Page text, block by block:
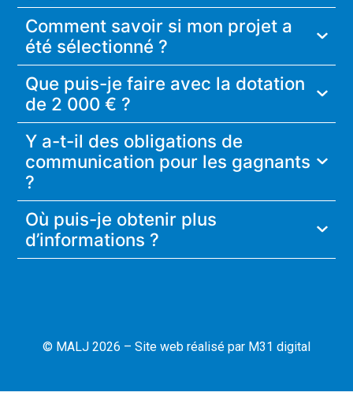
Comment savoir si mon projet a
été sélectionné ?
Que puis-je faire avec la dotation
de 2 000 € ?
Y a-t-il des obligations de
communication pour les gagnants
?
Où puis-je obtenir plus
d’informations ?
© MALJ 2026 – Site web réalisé par M31 digital